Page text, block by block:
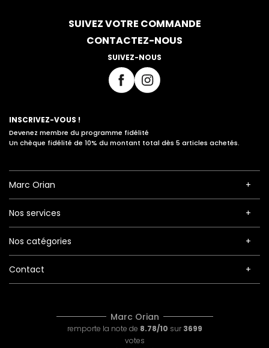
SUIVEZ VOTRE COMMANDE
CONTACTEZ-NOUS
SUIVEZ-NOUS
INSCRIVEZ-VOUS !
Devenez membre du programme fidélité
Un chèque fidélité de 10% du montant total dès 5 articles achetés.
Marc Orian
Nos services
Nos catégories
Contact
Marc Orian
remporte la note de 8.78/10 sur 3699
votes